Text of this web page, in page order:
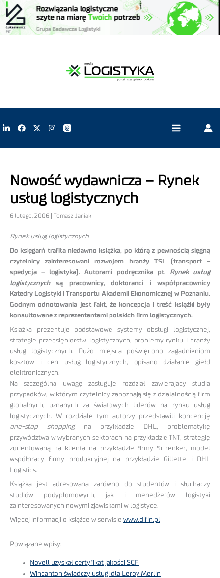
Nowość wydawnicza – Rynek
usług logistycznych
6 lutego, 2006 | Tomasz Janiak
Rynek usług logistycznych
Do księgarń trafiła niedawno książka, po którą z pewnością sięgną
czytelnicy zainteresowani rozwojem branży TSL (transport –
spedycja – logistyka). Autorami podręcznika pt. Rynek usług
logistycznychsą pracownicy, doktoranci i współpracownicy
Katedry Logistyki i Transportu Akademii Ekonomicznej w Poznaniu.
Godnym odnotowania jest fakt, że koncepcja i treść książki były
konsultowane z reprezentantami polskich firm logistycznych.
Książka prezentuje podstawowe systemy obsługi logistycznej,
strategie przedsiębiorstw logistycznych, problemy rynku i branży
usług logistycznych. Dużo miejsca poświęcono zagadnieniom
kosztów i cen usług logistycznych, opisano działanie giełd
elektronicznych.
Na szczególną uwagę zasługuje rozdział zawierający studia
przypadków, w którym czytelnicy zapoznają się z działalnością firm
globalnych, uznanych za światowych liderów na rynku usług
logistycznych. W rozdziale tym autorzy przedstawili koncepcję
one-stop shoppingna przykładzie DHL, problematykę
przywództwa w wybranych sektorach na przykładzie TNT, strategię
zorientowaną na klienta na przykładzie firmy Schenker, model
współpracy firmy produkcyjnej na przykładzie Gillette i DHL
Logistics.
Książka jest adresowana zarówno do studentów i słuchaczy
studiów podyplomowych, jak i menedżerów logistyki
zainteresowanych nowymi zjawiskami w logistyce.
Więcej informacji o książce w serwisie www.difin.pl
Powiązane wpisy:
Novell uzyskał certyfikat jakości SCP
Wincanton świadczy usługi dla Leroy Merlin